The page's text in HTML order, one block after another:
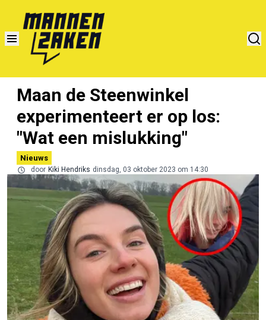
Maan de Steenwinkel
experimenteert er op los:
"Wat een mislukking"
Nieuws
door Kiki Hendriks dinsdag, 03 oktober 2023 om 14:30